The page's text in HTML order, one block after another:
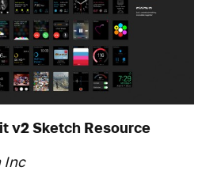
v2 Sketch Resource
Inc